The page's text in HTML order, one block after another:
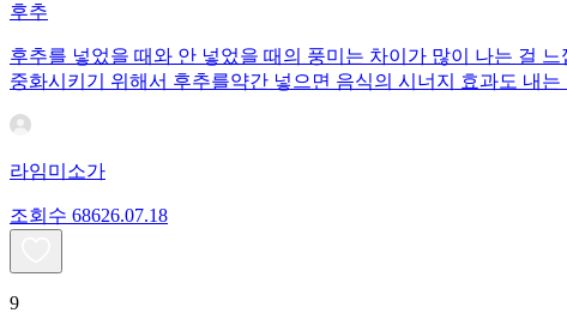
후추
후추를 넣었을 때와 안 넣었을 때의 풍미는 차이가 많이 나는 걸
중화시키기 위해서 후추를약간 넣으면 음식의 시너지 효과도 내는
라임미소가
조회수 68626.07.18
9